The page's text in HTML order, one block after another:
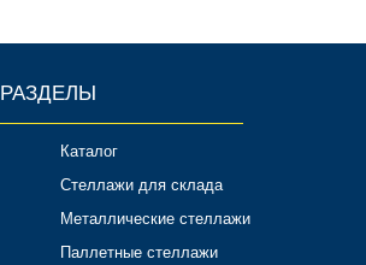
РАЗДЕЛЫ
Каталог
Стеллажи для склада
Металлические стеллажи
Паллетные стеллажи